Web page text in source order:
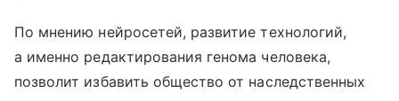
По мнению нейросетей, развитие технологий,
а именно редактирования генома человека,
позволит избавить общество от наследственных